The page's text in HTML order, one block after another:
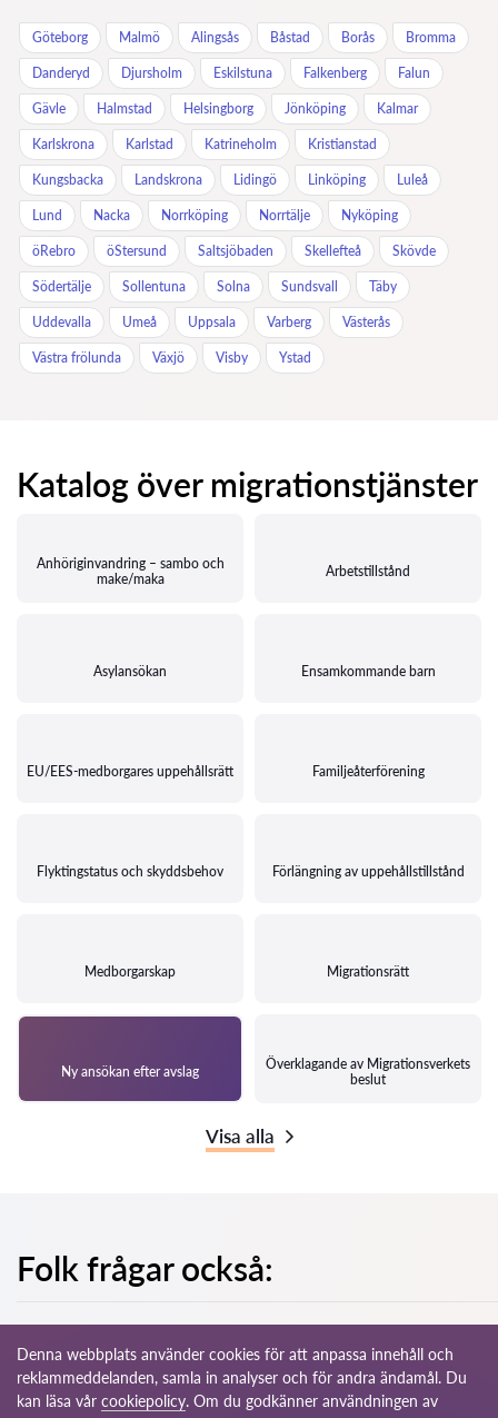
Göteborg Malmö Alingsås Båstad Borås Bromma
Danderyd Djursholm Eskilstuna Falkenberg Falun
Gävle Halmstad Helsingborg Jönköping Kalmar
Karlskrona Karlstad Katrineholm Kristianstad
Kungsbacka Landskrona Lidingö Linköping Luleå
Lund Nacka Norrköping Norrtälje Nyköping
öRebro öStersund Saltsjöbaden Skellefteå Skövde
Södertälje Sollentuna Solna Sundsvall Täby
Uddevalla Umeå Uppsala Varberg Västerås
Västra frölunda Växjö Visby Ystad
Katalog över migrationstjänster
Anhöriginvandring – sambo och
make/maka
Arbetstillstånd
Asylansökan Ensamkommande barn
EU/EES-medborgares uppehållsrätt Familjeåterförening
Flyktingstatus och skyddsbehov Förlängning av uppehållstillstånd
Medborgarskap Migrationsrätt
Ny ansökan efter avslag
Överklagande av Migrationsverkets
beslut
Visa alla
Folk frågar också:
Denna webbplats använder cookies för att anpassa innehåll och
reklammeddelanden, samla in analyser och för andra ändamål. Du
kan läsa vår cookiepolicy. Om du godkänner användningen av